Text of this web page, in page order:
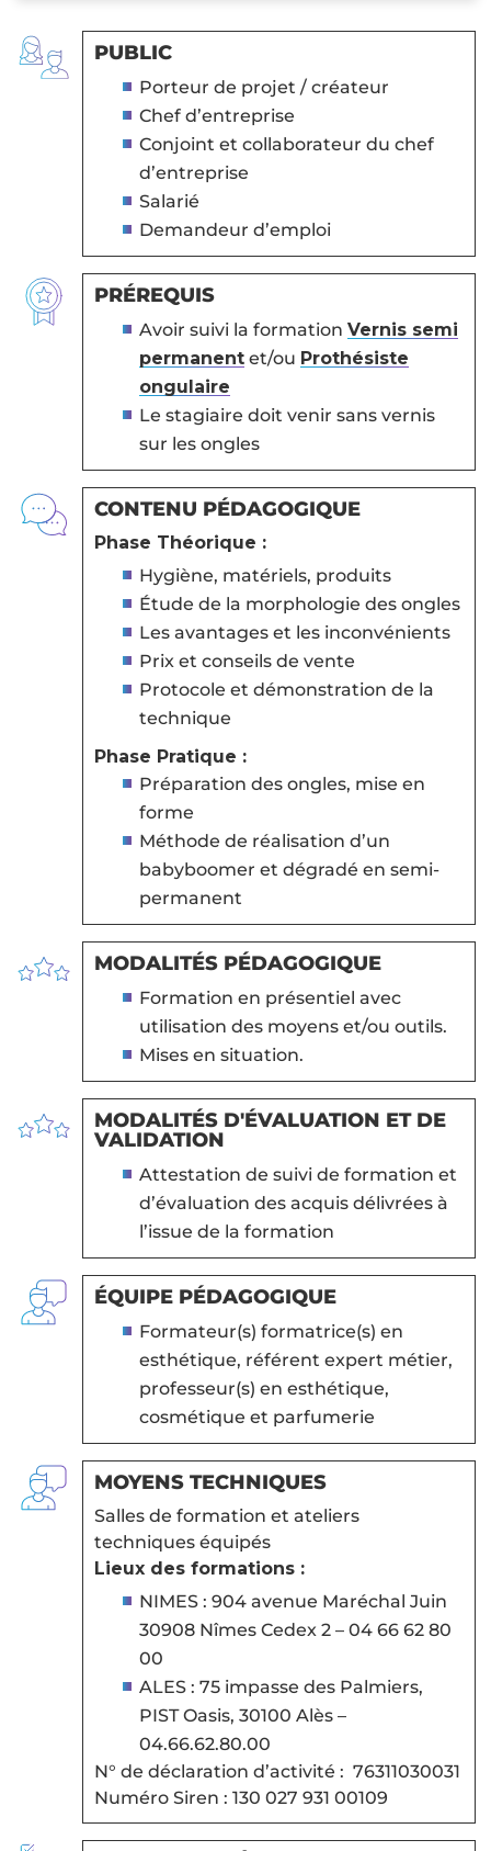
PUBLIC
Porteur de projet / créateur
Chef d’entreprise
Conjoint et collaborateur du chef
d’entreprise
Salarié
Demandeur d’emploi
PRÉREQUIS
Avoir suivi la formation Vernis semi
permanentet/ou Prothésiste
ongulaire
Le stagiaire doit venir sans vernis
sur les ongles
CONTENU PÉDAGOGIQUE
Phase Théorique :
Hygiène, matériels, produits
Étude de la morphologie des ongles
Les avantages et les inconvénients
Prix et conseils de vente
Protocole et démonstration de la
technique
Phase Pratique :
Préparation des ongles, mise en
forme
Méthode de réalisation d’un
babyboomer et dégradé en semi-
permanent
MODALITÉS PÉDAGOGIQUE
Formation en présentiel avec
utilisation des moyens et/ou outils.
Mises en situation.
MODALITÉS D'ÉVALUATION ET DE
VALIDATION
Attestation de suivi de formation et
d’évaluation des acquis délivrées à
l’issue de la formation
ÉQUIPE PÉDAGOGIQUE
Formateur(s) formatrice(s) en
esthétique, référent expert métier,
professeur(s) en esthétique,
cosmétique et parfumerie
MOYENS TECHNIQUES
Salles de formation et ateliers
techniques équipés
Lieux des formations :
NIMES : 904 avenue Maréchal Juin
30908 Nîmes Cedex 2 – 04 66 62 80
00
ALES : 75 impasse des Palmiers,
PIST Oasis, 30100 Alès –
04.66.62.80.00
N° de déclaration d’activité : 76311030031
Numéro Siren : 130 027 931 00109